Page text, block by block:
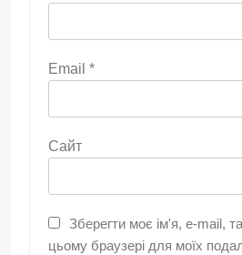
Email *
Сайт
Зберегти моє ім'я, e-mail,
цьому браузері для моїх